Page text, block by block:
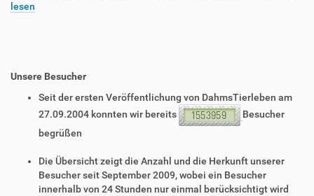
lesen
Unsere Besucher
Seit der ersten Veröffentlichung von DahmsTierleben am
27.09.2004 konnten wir bereits
Besucher
begrüßen
Die Übersicht zeigt die Anzahl und die Herkunft unserer
Besucher seit September 2009, wobei ein Besucher
innerhalb von 24 Stunden nur einmal berücksichtigt wird